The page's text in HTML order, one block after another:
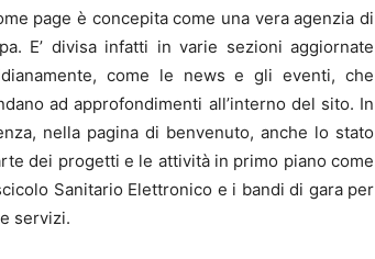
page è concepita come una vera agenzia di
E’ divisa infatti in varie sezioni aggiornate
come le news e gli eventi, che
ad approfondimenti all’interno del sito. In
nella pagina di benvenuto, anche lo stato
dei progetti e le attività in primo piano come
Sanitario Elettronico e i bandi di gara per
servizi.